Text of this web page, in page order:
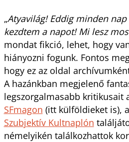
„Atyavilág! Eddig minden
kezdtem a napot! Mi lesz
mondat fikció, lehet, hogy
hiányozni fogunk. Fontos
hogy ez az oldal
A hazánkban megjelenő
legszorgalmasabb kritikusait
SFmagon (itt külföldieket is), a
Szubjektív Kultnaplón
némelyikén találkozhattok